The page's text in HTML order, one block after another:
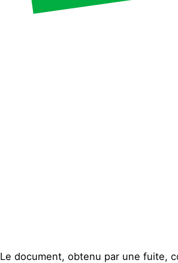
Le document, obtenu par une fuite,